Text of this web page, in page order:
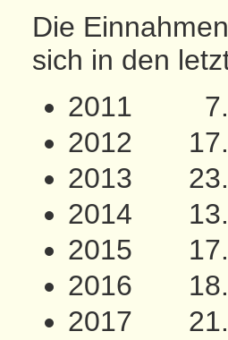
Die
sich in den
2011
2012
2013
2014
2015
2016
2017